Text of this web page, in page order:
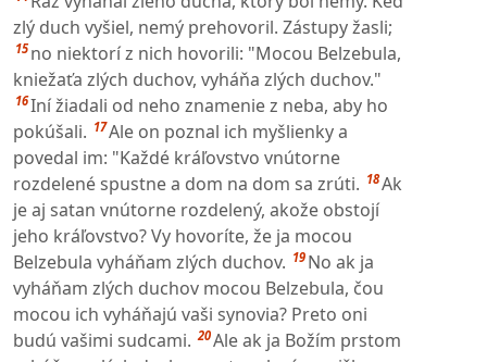
zlý duch vyšiel, nemý prehovoril. Zástupy žasli;
15 no niektorí z nich hovorili: "Mocou Belzebula,
kniežaťa zlých duchov, vyháňa zlých duchov."
16Iní žiadali od neho znamenie z neba, aby ho
pokúšali. 17Ale on poznal ich myšlienky a
povedal im: "Každé kráľovstvo vnútorne
rozdelené spustne a dom na dom sa zrúti. 18Ak
je aj satan vnútorne rozdelený, akože obstojí
jeho kráľovstvo? Vy hovoríte, že ja mocou
Belzebula vyháňam zlých duchov. 19 No ak ja
vyháňam zlých duchov mocou Belzebula, čou
mocou ich vyháňajú vaši synovia? Preto oni
budú vašimi sudcami. 20Ale ak ja Božím prstom